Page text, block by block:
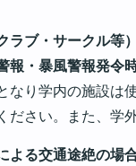
ラブ・サークル等
報・暴風警報発令
なり学内の施設は
ださい。また、学
よる交通途絶の場